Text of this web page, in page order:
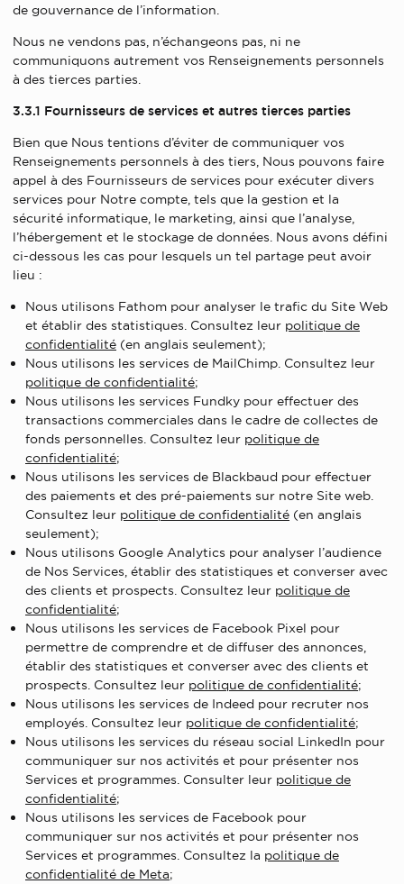
de gouvernance de l’information.
Nous ne vendons pas, n’échangeons pas, ni ne
communiquons autrement vos Renseignements personnels
à des tierces parties.
3.3.1 Fournisseurs de services et autres tierces parties
Bien que Nous tentions d’éviter de communiquer vos
Renseignements personnels à des tiers, Nous pouvons faire
appel à des Fournisseurs de services pour exécuter divers
services pour Notre compte, tels que la gestion et la
sécurité informatique, le marketing, ainsi que l’analyse,
l’hébergement et le stockage de données. Nous avons défini
ci-dessous les cas pour lesquels un tel partage peut avoir
lieu :
Nous utilisons Fathom pour analyser le trafic du Site Web
et établir des statistiques. Consultez leur politique de
confidentialité (en anglais seulement);
Nous utilisons les services de MailChimp. Consultez leur
politique de confidentialité;
Nous utilisons les services Fundky pour effectuer des
transactions commerciales dans le cadre de collectes de
fonds personnelles. Consultez leur politique de
confidentialité;
Nous utilisons les services de Blackbaud pour effectuer
des paiements et des pré-paiements sur notre Site web.
Consultez leur politique de confidentialité (en anglais
seulement);
Nous utilisons Google Analytics pour analyser l’audience
de Nos Services, établir des statistiques et converser avec
des clients et prospects. Consultez leur politique de
confidentialité;
Nous utilisons les services de Facebook Pixel pour
permettre de comprendre et de diffuser des annonces,
établir des statistiques et converser avec des clients et
prospects. Consultez leur politique de confidentialité;
Nous utilisons les services de Indeed pour recruter nos
employés. Consultez leur politique de confidentialité;
Nous utilisons les services du réseau social LinkedIn pour
communiquer sur nos activités et pour présenter nos
Services et programmes. Consulter leur politique de
confidentialité;
Nous utilisons les services de Facebook pour
communiquer sur nos activités et pour présenter nos
Services et programmes. Consultez la politique de
confidentialité de Meta;